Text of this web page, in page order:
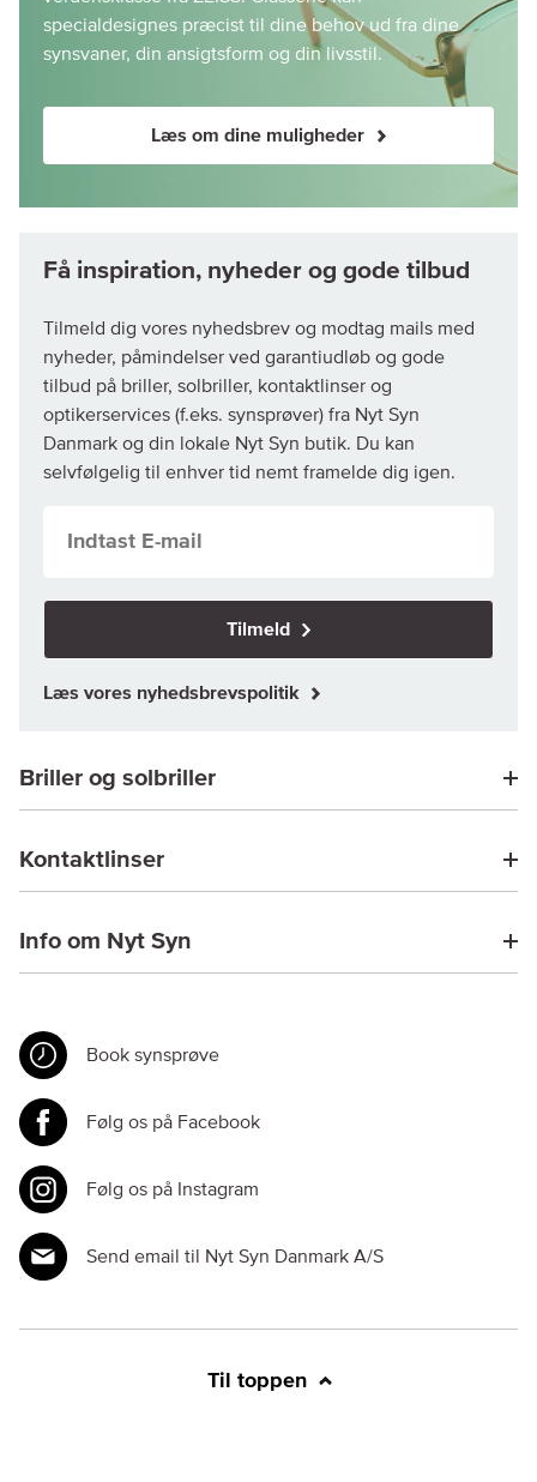
specialdesignes præcist til dine behov ud fra dine
synsvaner, din ansigtsform og din livsstil.
Læs om dine muligheder
Tilmeld dig vores nyhedsbrev og modtag mails med
nyheder, påmindelser ved garantiudløb og gode
tilbud på briller, solbriller, kontaktlinser og
optikerservices (f.eks. synsprøver) fra Nyt Syn
Danmark og din lokale Nyt Syn butik. Du kan
selvfølgelig til enhver tid nemt framelde dig igen.
Tilmeld
Læs vores nyhedsbrevspolitik
Briller og solbriller
Kontaktlinser
Info om Nyt Syn
Book synsprøve
Følg os på Facebook
Følg os på Instagram
Send email til Nyt Syn Danmark A/S
Til toppen